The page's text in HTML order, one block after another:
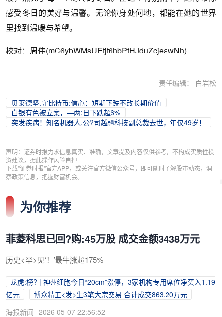
感受冬日的美好与温馨。无论你身处何地，都能在她的世界
里找到温暖与希望。
校对：周伟(mC6ybWMsUEtjt6hbPtHJduZcjeawNh)
责任编辑： 白岩松
贝莱德坚,守比特币;信心：短期下跌不改长期价值
白银有色被立案，—两;日下跌超6%
突发疾病！知名机器人,公?司越疆科技副总裁去世，年仅49岁！
声明：证券时报力求信息真实、准确，文章提及内容仅供参考，不构成实质性投
资建议，据此操作风险自担
下载"证券时报"官方APP，或关注官方微信公众号，即可随时了解股市动态，洞
察政策信息，把握财富机会。
为你推荐
菲菱科思已回?购:45万股 成交金额3438万元
历史<罕>见‘！’最牛涨超175%
龙虎:榜? | 神州细胞今日“20cm”涨停，3家机构专用席位净买入1.19
亿元
博众精工<发>生3笔大宗交易 合计成交863.20万元
海报新闻 2026-05-07 22:56:52